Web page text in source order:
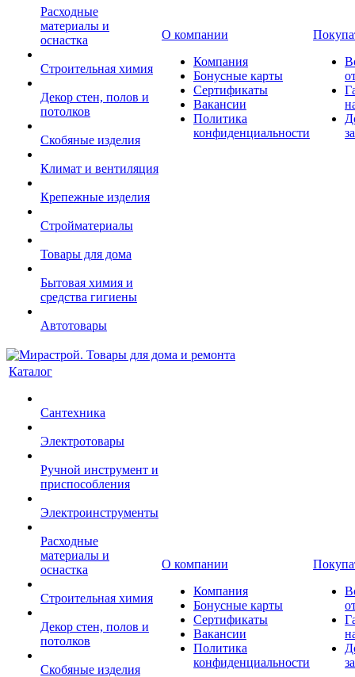
Расходные
материалы и
оснастка
Строительная химия
Декор стен, полов и
потолков
Скобяные изделия
Климат и вентиляция
Крепежные изделия
Стройматериалы
Товары для дома
Бытовая химия и
средства гигиены
Автотовары
О компании
Компания
Бонусные карты
Сертификаты
Вакансии
Политика
конфиденциальности
Каталог
Сантехника
Электротовары
Ручной инструмент и
приспособления
Электроинструменты
Расходные
материалы и
оснастка
Строительная химия
Декор стен, полов и
потолков
Скобяные изделия
О компании
Компания
Бонусные карты
Сертификаты
Вакансии
Политика
конфиденциальности